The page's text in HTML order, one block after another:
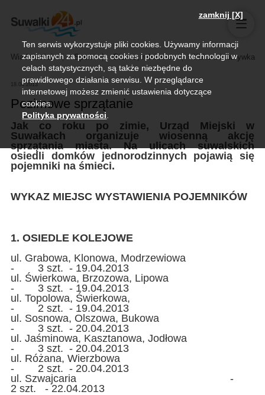
Wiadomości Sport Biznes, rolnictwo Kultura i rozrywka
18.04.2013
Pozimowe sprzątanie
Jak co roku po zimie, Urząd Miejski w
Suwałkach organizuje wiosenną akcję
sprzątania miasta. Na ulicach suwalskich
osiedli domków jednorodzinnych pojawią się
pojemniki na śmieci.
WYKAZ MIEJSC WYSTAWIENIA POJEMNIKÓW
1. OSIEDLE KOLEJOWE
ul. Grabowa, Klonowa, Modrzewiowa
- 3 szt. - 19.04.2013
ul. Świerkowa, Brzozowa, Lipowa
- 3 szt. - 19.04.2013
ul. Topolowa, Świerkowa,
- 2 szt. - 19.04.2013
ul. Sosnowa, Olszowa, Bukowa
- 3 szt. - 20.04.2013
ul. Jaśminowa, Kasztanowa, Jodłowa
- 3 szt. - 20.04.2013
ul. Różana, Wierzbowa
- 2 szt. - 20.04.2013
ul. Szwajcaria -
2 szt. - 22.04.2013
zamknij [X]
Ten serwis wykorzystuje pliki cookies. Używamy informacji
zapisanych za pomocą cookies i podobnych technologii w
celach statystycznych, są także niezbędne do
prawidłowego działania serwisu. W przeglądarce
internetowej możesz zmienić ustawienia dotyczące
cookies.
Polityka prywatności